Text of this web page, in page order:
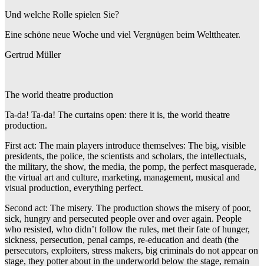
Und welche Rolle spielen Sie?
Eine schöne neue Woche und viel Vergnügen beim Welttheater.
Gertrud Müller
The world theatre production
Ta-da! Ta-da! The curtains open: there it is, the world theatre
production.
First act: The main players introduce themselves: The big, visible
presidents, the police, the scientists and scholars, the intellectuals,
the military, the show, the media, the pomp, the perfect masquerade,
the virtual art and culture, marketing, management, musical and
visual production, everything perfect.
Second act: The misery. The production shows the misery of poor,
sick, hungry and persecuted people over and over again. People
who resisted, who didn’t follow the rules, met their fate of hunger,
sickness, persecution, penal camps, re-education and death (the
persecutors, exploiters, stress makers, big criminals do not appear on
stage, they potter about in the underworld below the stage, remain